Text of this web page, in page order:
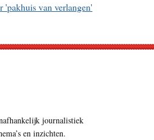
'pakhuis van verlangen'
journalistiek
en inzichten.